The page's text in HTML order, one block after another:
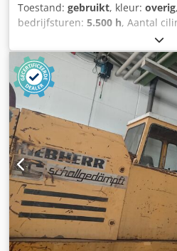
Toestand: gebruikt, kleur: overig
bedrijfsturen: 5.500 h, Aantal
15.320 kg Breedte: 255 cm
Serienummer: CF4A00262
aanwezig: ja Datum eerste
Bedrijfstijden: 5500 uur Motor:
cilinders: 4 Vermogen: 110 kW
Graafdiepte: 5,03 m Maximale
Breekkracht: 103 kN
10.00-20 CE-conform: ja EPA-
Extra hydraulische leidingen
Inclusief graafbak Hydraulische
aanwezig: ja Centrale smering
Apmjf Afmetingen: Lengte: 8250
3280 Gewicht: 15320 kg Staat:
defect, olielekkage aan de